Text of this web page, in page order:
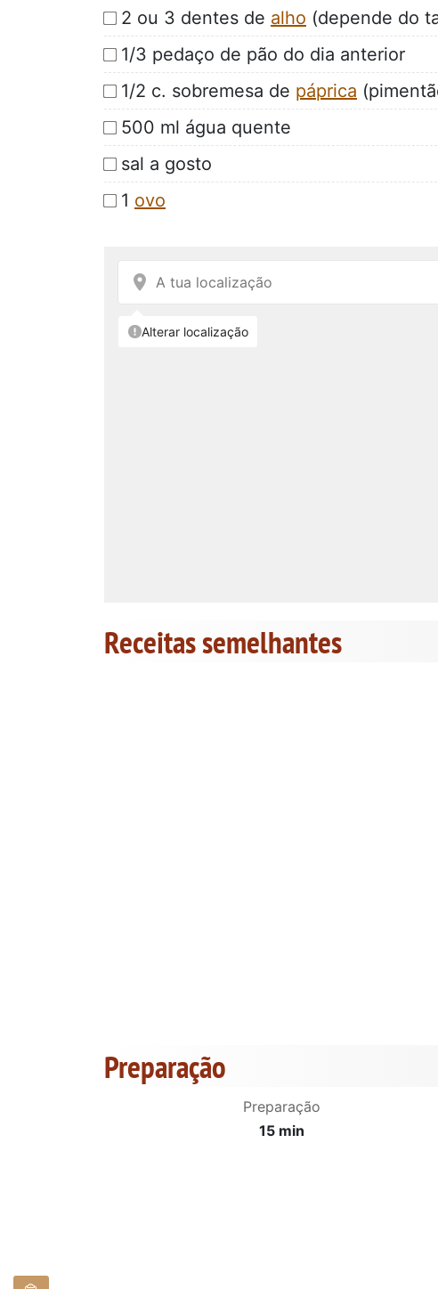
2 ou 3 dentes de alho (depende do
1/3 pedaço de pão do dia anterior
1/2 c. sobremesa de páprica
500 ml água quente
sal a gosto
1 ovo
Receitas semelhantes
Preparação
Preparação
15 min